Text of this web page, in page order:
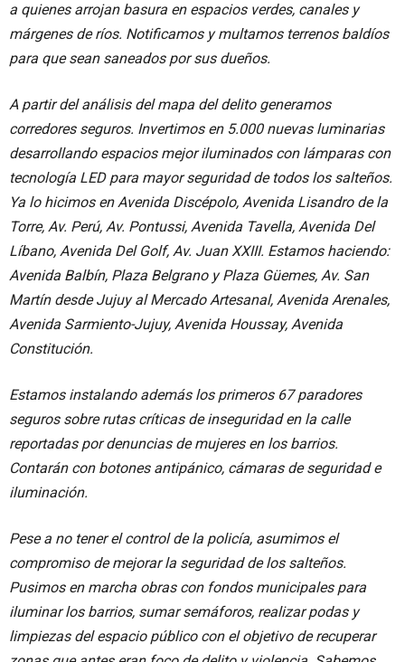
a quienes arrojan basura en espacios verdes, canales y
márgenes de ríos. Notificamos y multamos terrenos baldíos
para que sean saneados por sus dueños.
A partir del análisis del mapa del delito generamos
corredores seguros. Invertimos en 5.000 nuevas luminarias
desarrollando espacios mejor iluminados con lámparas con
tecnología LED para mayor seguridad de todos los salteños.
Ya lo hicimos en Avenida Discépolo, Avenida Lisandro de la
Torre, Av. Perú, Av. Pontussi, Avenida Tavella, Avenida Del
Líbano, Avenida Del Golf, Av. Juan XXIII. Estamos haciendo:
Avenida Balbín, Plaza Belgrano y Plaza Güemes, Av. San
Martín desde Jujuy al Mercado Artesanal, Avenida Arenales,
Avenida Sarmiento-Jujuy, Avenida Houssay, Avenida
Constitución.
Estamos instalando además los primeros 67 paradores
seguros sobre rutas críticas de inseguridad en la calle
reportadas por denuncias de mujeres en los barrios.
Contarán con botones antipánico, cámaras de seguridad e
iluminación.
Pese a no tener el control de la policía, asumimos el
compromiso de mejorar la seguridad de los salteños.
Pusimos en marcha obras con fondos municipales para
iluminar los barrios, sumar semáforos, realizar podas y
limpiezas del espacio público con el objetivo de recuperar